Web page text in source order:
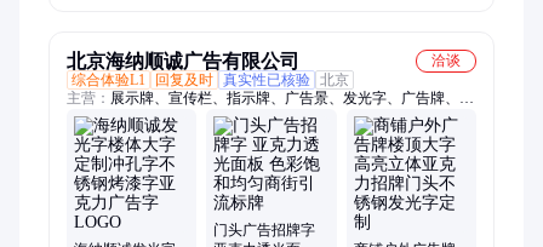
北京海纳顺诚广告有限公司
洽谈
综合体验L1
回复及时 真实性已核验 北京
主营： 展示牌、宣传栏、指示牌、广告景、发光字、广告牌、标
识字牌、广告门头、亚克力灯箱、大型景观字、标牌定制、灯箱
定制、木质标牌、侧招灯箱、软膜灯箱、展示挂墙、标识标牌、
标识定制、背景墙定制、企业文化墙、菜单发光箱、指示标定
做、门头索引牌、发光菜单牌、不锈钢标牌
门头广告招牌字